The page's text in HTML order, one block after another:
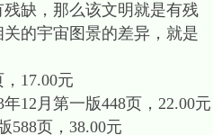
缺，那么该文明就是有残
的宇宙图景的差异，就是
17.00元
12月第一版448页，22.00元
588页，38.00元